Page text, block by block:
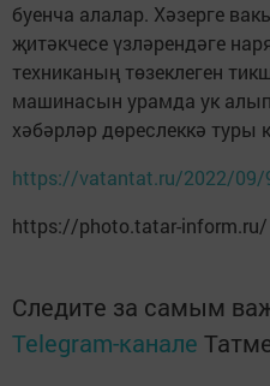
буенча алалар. Хәзерге
җитәкчесе үзләрендәге
техниканың төзеклеген
машинасын урамда ук алып
хәбәрләр дөреслеккә туры
https://vatantat.ru/2022/09/
https://photo.tatar-inform.ru/
Следите за самым
Telegram-канале